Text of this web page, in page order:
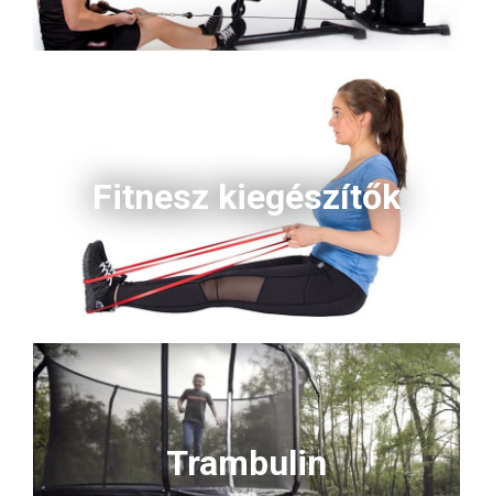
Fitnesz kiegészítők
Trambulin